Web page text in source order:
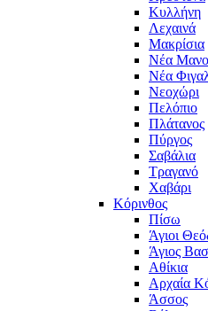
Κυλλήνη
Λεχαινά
Μακρίσια
Νέα
Νέα
Νεοχώρι
Πελόπιο
Πλάτανος
Πύργος
Σαβάλια
Τραγανό
Χαβάρι
Κόρινθος
Πίσω
Άγιοι
Άγιος
Αθίκια
Αρχαία
Άσσος